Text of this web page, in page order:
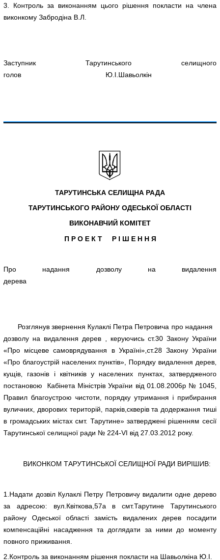
3. Контроль за виконанням цього рішення покласти на члена
виконкому Забродіна В.Л.
Заступник Тарутинського селищного
голов Ю.І.Шавьолкін
ТАРУТИНСЬКА СЕЛИЩНА РАДА
ТАРУТИНСЬКОГО РАЙОНУ ОДЕСЬКОЇ ОБЛАСТІ
ВИКОНАВЧИЙ КОМІТЕТ
П Р О Е К Т Р І Ш Е Н Н Я
Про надання дозволу на видалення
дерева
Розглянув звернення Кулаклі Петра Петровича про надання
дозволу на видалення дерев , керуючись ст.30 Закону України
«Про місцеве самоврядування в Україні»,ст.28 Закону України
«Про благоустрій населених пунктів», Порядку видалення дерев,
кущів, газонів і квітників у населених пунктах, затвердженого
постановою Кабінета Міністрів України від 01.08.2006р № 1045,
Правил благоустрою чистоти, порядку утримання і прибирання
вуличних, дворових територій, парків,скверів та додержання тиші
в громадських містах смт. Тарутине» затверджені рішенням сесії
Тарутинської селищної ради № 224-VI від 27.03.2012 року.
ВИКОНКОМ ТАРУТИНСЬКОЇ СЕЛИЩНОЇ РАДИ ВИРІШИВ:
1.Надати дозвіл Кулаклі Петру Петровичу видалити одне дерево
за адресою: вул.Квіткова,57а в смт.Тарутине Тарутинського
району Одеської області замість видалених дерев посадити
компенсаційні насадження та доглядати за ними до моменту
повного приживання.
2.Контроль за виконанням рішення покласти на Шавьолкіна Ю.І.